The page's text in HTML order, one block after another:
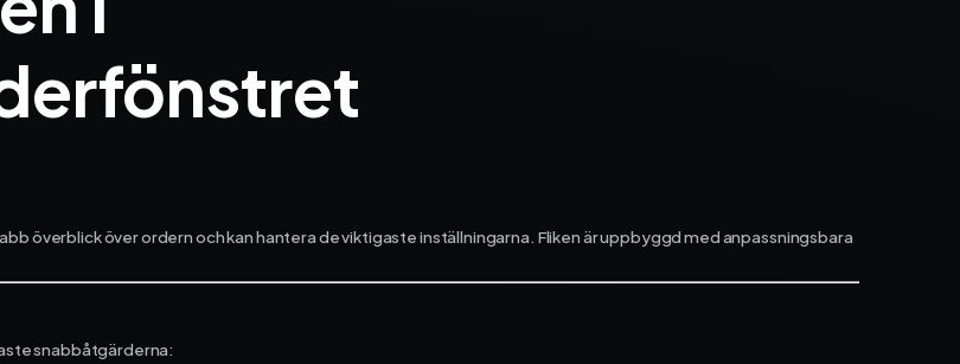
Varför Mowin?
Byt system och behåll data
Grossister
Signatur
överblick över ordern och kan hantera de viktigaste inställningarna. Fliken är uppbyggd med anpassningsbara
snabbåtgärderna: